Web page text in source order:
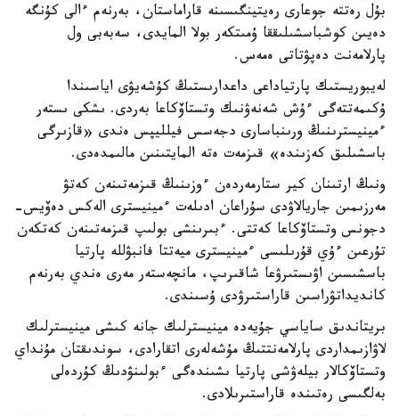
بۇل رەتتە جوعارى رەيتينگىسىنە قاراماستان، بەرنەم ءالى كۇنگە
دەيىن كوشباسشىلىققا ۇمىتكەر بولا المايدى، سەبەبى ول
پارلامەنت دەپۋتاتى ەمەس.
لەيبوريستىك پارتياداعى داعدارىستىڭ كۇشەيۋى اياسىندا
ۇكىمەتتەگى ءۇش شەنەۋنىك وتستاۆكاعا بەردى. ىشكى ىستەر
ءمينيسترىنىڭ ورىنباسارى دجەسس فيلليپس ەندى «قازىرگى
باسشىلىق كەزىندە» قىزمەت ەتە المايتىنىن مالىمدەدى.
ونىڭ ارتىنان كير ستارمەردەن ءوزىنىڭ قىزمەتىنەن كەتۋ
مەرزىمىن جاريالاۋدى سۇراعان ادىلەت ءمينيسترى الەكس دەۆيس-
دجونس وتستاۆكاعا كەتتى. ءبىرىنشى بولىپ قىزمەتىنەن كەتكەن
تۇرعىن ءۇي قۇرىلىسى ءمينيسترى ميەتتا فانبۋللە پارتيا
باسشىسىن اۋىستىرۋعا شاقىرىپ، مانچەستەر مەرى ەندي بەرنەم
كانديداتۋراسىن قاراستىرۋدى ۇسىندى.
بريتاندىق ساياسي جۇيەدە مينيسترلىك جانە كىشى مينيسترلىك
لاۋازىمداردى پارلامەنتتىڭ مۇشەلەرى اتقارادى، سوندىقتان مۇنداي
وتستاۆكالار بيلەۋشى پارتيا ىشىندەگى ءبولىنۋدىڭ كۇردەلى
بەلگىسى رەتىندە قاراستىرىلادى.